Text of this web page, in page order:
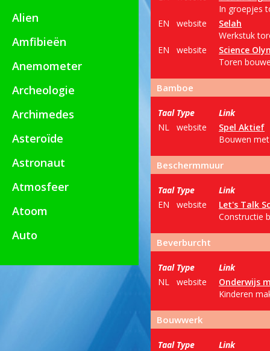
Alien
Amfibieën
Anemometer
Archeologie
Archimedes
Asteroïde
Astronaut
Atmosfeer
Atoom
Auto
In groepjes
EN
website
Selah
Werkstuk
EN
website
Science
Toren
Bamboe
Taal Type
Link
NL
website
Spel Aktief
Bouwen
Beschermmuur
Taal Type
Link
EN
website
Let's Talk
Constructie
Beverburcht
Taal Type
Link
NL
website
Onderwijs
Kinderen
Bouwwerk
Taal Type
Link